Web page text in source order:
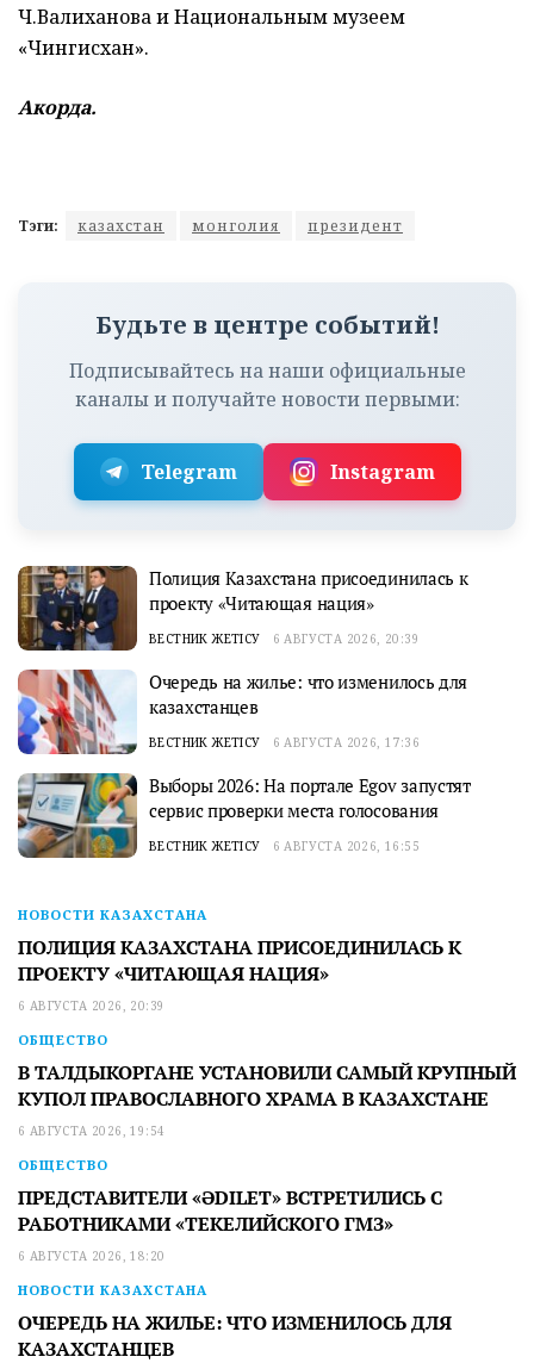
Ч.Валиханова и Национальным музеем
«Чингисхан».
Акорда.
Тэги: казахстан монголия президент
Будьте в центре событий!
Подписывайтесь на наши официальные
каналы и получайте новости первыми:
Telegram Instagram
Полиция Казахстана присоединилась к
проекту «Читающая нация»
ВЕСТНИК ЖЕТІСУ 6 АВГУСТА 2026, 20:39
Очередь на жилье: что изменилось для
казахстанцев
ВЕСТНИК ЖЕТІСУ 6 АВГУСТА 2026, 17:36
Выборы 2026: На портале Egov запустят
сервис проверки места голосования
ВЕСТНИК ЖЕТІСУ 6 АВГУСТА 2026, 16:55
НОВОСТИ КАЗАХСТАНА
ПОЛИЦИЯ КАЗАХСТАНА ПРИСОЕДИНИЛАСЬ К
ПРОЕКТУ «ЧИТАЮЩАЯ НАЦИЯ»
6 АВГУСТА 2026, 20:39
ОБЩЕСТВО
В ТАЛДЫКОРГАНЕ УСТАНОВИЛИ САМЫЙ КРУПНЫЙ
КУПОЛ ПРАВОСЛАВНОГО ХРАМА В КАЗАХСТАНЕ
6 АВГУСТА 2026, 19:54
ОБЩЕСТВО
ПРЕДСТАВИТЕЛИ «ӘDILET» ВСТРЕТИЛИСЬ С
РАБОТНИКАМИ «ТЕКЕЛИЙСКОГО ГМЗ»
6 АВГУСТА 2026, 18:20
НОВОСТИ КАЗАХСТАНА
ОЧЕРЕДЬ НА ЖИЛЬЕ: ЧТО ИЗМЕНИЛОСЬ ДЛЯ
КАЗАХСТАНЦЕВ